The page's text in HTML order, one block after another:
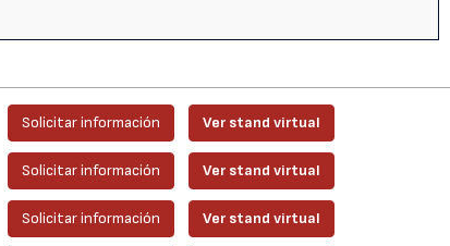
Solicitar información Ver stand virtual
Solicitar información Ver stand virtual
Solicitar información Ver stand virtual